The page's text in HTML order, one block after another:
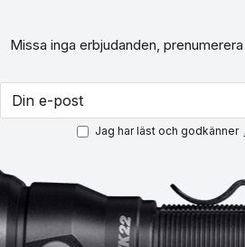
Missa inga erbjudanden,
Jag har läst och godkänner